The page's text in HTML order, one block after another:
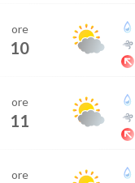
ore
10
ore
11
ore